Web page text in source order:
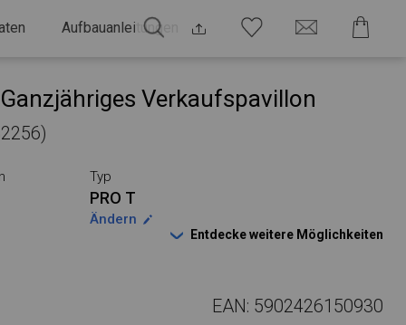
Aufbauanleitungen
Verkaufspavillon
Typ
PRO T
Ändern
Entdecke weitere Möglichkeiten
EAN: 5902426150930